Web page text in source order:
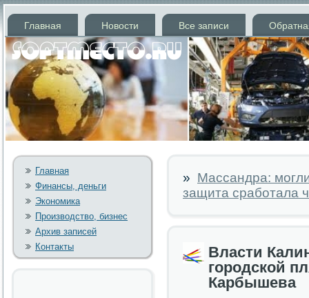
Главная Новости Все записи
Главная
Финансы, деньги
Экономика
Производство, бизнес
Архив записей
Контакты
» Массандра:
защита сработала
Власти
городской
Карбышева